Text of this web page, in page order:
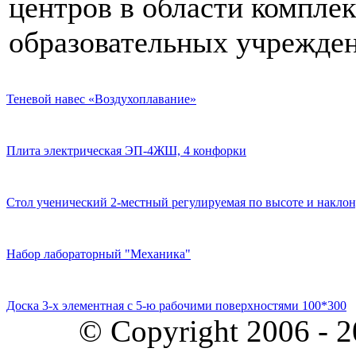
центров в области
образовательных
Теневой навес «Воздухоплавание»
Плита электрическая ЭП-4ЖШ, 4 конфорки
Стол ученический 2-местный регулируемая по высоте и
Набор лабораторный "Механика"
Доска 3-х элементная с 5-ю рабочими поверхностями 100*300
© Copyright 2006 -